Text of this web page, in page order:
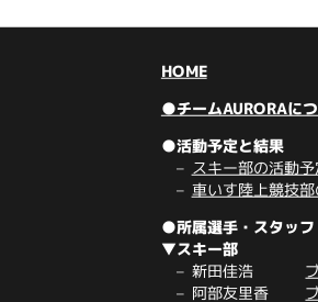
HOME
●チームAURORAに
●活動予定と結果
スキー部の活動
車いす陸上競技
●所属選手・スタッ
▼スキー部
新田佳浩
阿部友里香